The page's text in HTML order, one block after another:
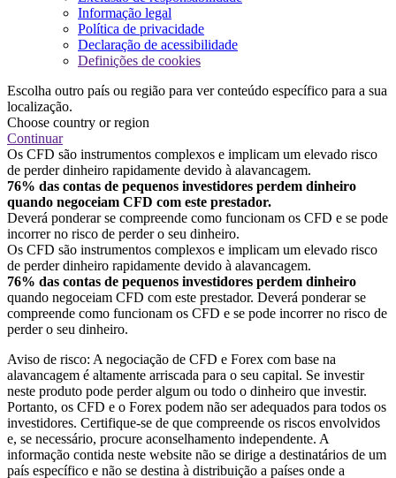
Informação legal
Política de privacidade
Declaração de acessibilidade
Definições de cookies
Escolha outro país ou região para ver conteúdo específico para a sua
localização.
Choose country or region
Continuar
Os CFD são instrumentos complexos e implicam um elevado risco
de perder dinheiro rapidamente devido à alavancagem.
76% das contas de pequenos investidores perdem dinheiro
quando negoceiam CFD com este prestador.
Deverá ponderar se compreende como funcionam os CFD e se pode
incorrer no risco de perder o seu dinheiro.
Os CFD são instrumentos complexos e implicam um elevado risco
de perder dinheiro rapidamente devido à alavancagem.
76% das contas de pequenos investidores perdem dinheiro
quando negoceiam CFD com este prestador. Deverá ponderar se
compreende como funcionam os CFD e se pode incorrer no risco de
perder o seu dinheiro.
Aviso de risco: A negociação de CFD e Forex com base na
alavancagem é altamente arriscada para o seu capital. Se investir
neste produto pode perder algum ou todo o dinheiro que investir.
Portanto, os CFD e o Forex podem não ser adequados para todos os
investidores. Certifique-se de que compreende os riscos envolvidos
e, se necessário, procure aconselhamento independente. A
informação contida neste website não se dirige a destinatários de um
país específico e não se destina à distribuição a países onde a